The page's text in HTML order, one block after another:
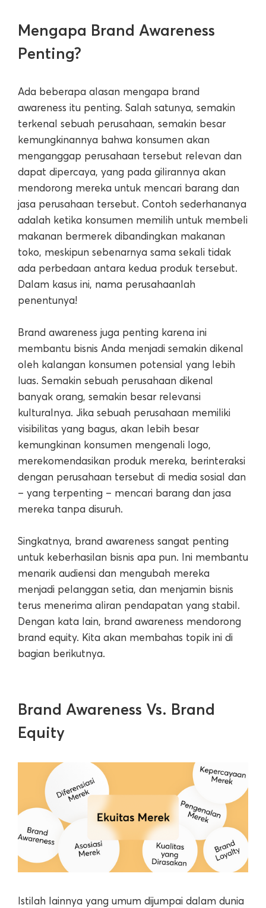
Mengapa Brand Awareness
Penting?
Ada beberapa alasan mengapa brand
awareness itu penting. Salah satunya, semakin
terkenal sebuah perusahaan, semakin besar
kemungkinannya bahwa konsumen akan
menganggap perusahaan tersebut relevan dan
dapat dipercaya, yang pada gilirannya akan
mendorong mereka untuk mencari barang dan
jasa perusahaan tersebut. Contoh sederhananya
adalah ketika konsumen memilih untuk membeli
makanan bermerek dibandingkan makanan
toko, meskipun sebenarnya sama sekali tidak
ada perbedaan antara kedua produk tersebut.
Dalam kasus ini, nama perusahaanlah
penentunya!
Brand awareness juga penting karena ini
membantu bisnis Anda menjadi semakin dikenal
oleh kalangan konsumen potensial yang lebih
luas. Semakin sebuah perusahaan dikenal
banyak orang, semakin besar relevansi
kulturalnya. Jika sebuah perusahaan memiliki
visibilitas yang bagus, akan lebih besar
kemungkinan konsumen mengenali logo,
merekomendasikan produk mereka, berinteraksi
dengan perusahaan tersebut di media sosial dan
– yang terpenting – mencari barang dan jasa
mereka tanpa disuruh.
Singkatnya, brand awareness sangat penting
untuk keberhasilan bisnis apa pun. Ini membantu
menarik audiensi dan mengubah mereka
menjadi pelanggan setia, dan menjamin bisnis
terus menerima aliran pendapatan yang stabil.
Dengan kata lain, brand awareness mendorong
brand equity. Kita akan membahas topik ini di
bagian berikutnya.
Brand Awareness Vs. Brand
Equity
Istilah lainnya yang umum dijumpai dalam dunia